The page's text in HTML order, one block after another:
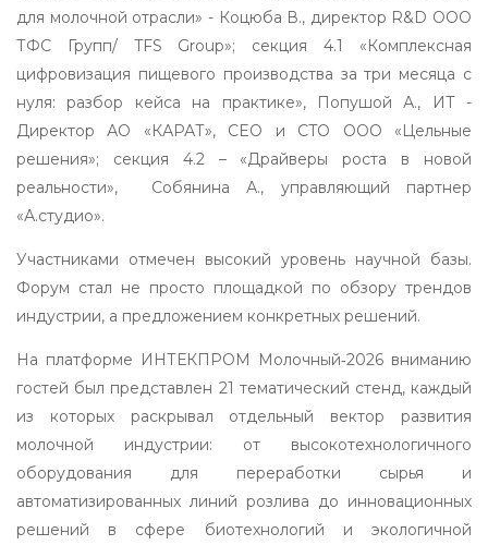
для молочной отрасли» - Коцюба В., директор R&D ООО
ТФС Групп/ TFS Group»; секция 4.1 «Комплексная
цифровизация пищевого производства за три месяца с
нуля: разбор кейса на практике», Попушой А., ИТ -
Директор АО «КАРАТ», CEO и CTO ООО «Цельные
решения»; секция 4.2 – «Драйверы роста в новой
реальности», Собянина А., управляющий партнер
«А.студио».
Участниками отмечен высокий уровень научной базы.
Форум стал не просто площадкой по обзору трендов
индустрии, а предложением конкретных решений.
На платформе ИНТЕКПРОМ Молочный‑2026 вниманию
гостей был представлен 21 тематический стенд, каждый
из которых раскрывал отдельный вектор развития
молочной индустрии: от высокотехнологичного
оборудования для переработки сырья и
автоматизированных линий розлива до инновационных
решений в сфере биотехнологий и экологичной